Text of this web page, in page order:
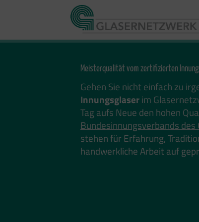
Meisterqualität vom zertifizierten
Gehen Sie nicht einfach zu
Innungsglaserim
Tag aufs Neue den hohen
Bundesinnungsverbands
stehen für Erfahrung,
handwerkliche Arbeit auf